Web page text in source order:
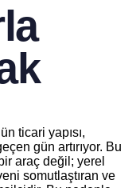
ticari yapısı,
gün artırıyor. Bu
araç değil; yerel
somutlaştıran ve